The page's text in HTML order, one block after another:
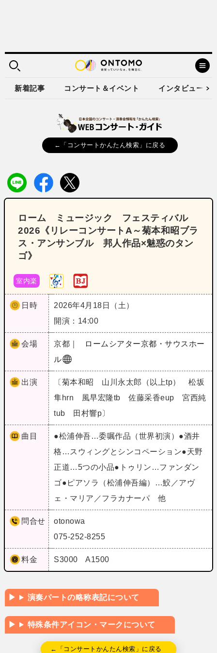
新着記事 コンサート＆イベント インタビュー
←「コンサートかんたん検索」に戻る
ローム ミュージック フェスティバル
2026《リレーコンサートA～菊本和昭ブラ
ス・アンサンブル 邦人作品×魅惑のタン
ゴ》
室内楽
日時
2026年4月18日（土）
開演：14:00
会場 京都｜
ロームシアター京都・サウスホー
ル
出演
〔菊本和昭 山川永太郎（以上tp） 松坂
隼hrn 風早宏隆tb 佐藤采香eup 宮西純
tub 田村響p〕
曲目
●松浦伸吾…委嘱作品（世界初演）●酒井
格…スウィングとシンコペーション●天野
正道…5つの小品●トゥリン…ファンダン
ゴ●ピアソラ（松浦伸吾編）…鮫／アヴ
ェ・マリア／フラカナーパ 他
問合せ
otonowa
075-252-8255
料金 S3000 A1500
演奏パートの略称表記について
特殊条件アイコン・マークについて
←「コンサートかんたん検索」に戻る